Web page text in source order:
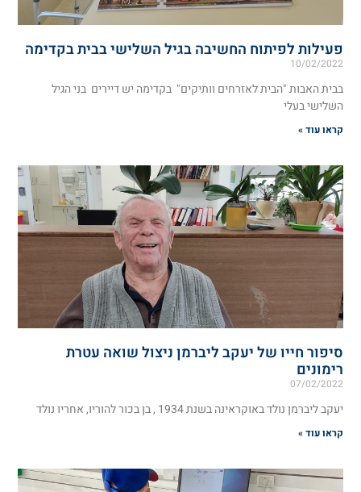
פעילות לפיתוח החשיבה בגיל השלישי בבית בקדימה
10/02/2022
בבית האבות "הבית לאזרחים וותיקים" בקדימה יש דיירים בני הגיל
השלישי בעלי
קראו עוד »
סיפור חייו של יעקב ליברמן ניצול שואה עטרת
רימונים
07/02/2022
יעקב ליברמן נולד באוקראינה בשנת 1934 , בן בכור להוריו, אחריו נולד
קראו עוד »